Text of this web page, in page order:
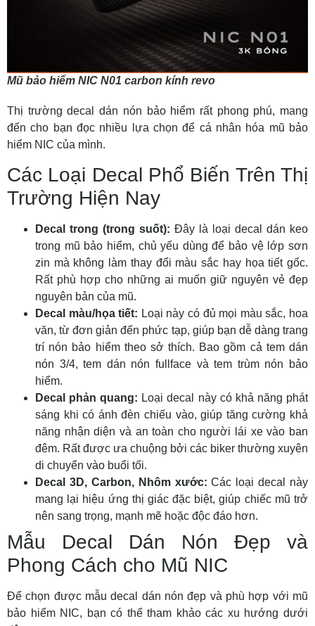
Mũ bảo hiểm NIC N01 carbon kính revo
Thị trườngdecal dán nón bảo hiểm rất phong phú, mang
đến cho bạn đọc nhiều lựa chọn để cá nhân hóa mũ bảo
hiểm NIC của mình.
Các Loại Decal Phổ Biến Trên Thị
Trường Hiện Nay
Decal trong (trong suốt): Đây là loại decal dán keo
trong mũ bảo hiểm, chủ yếu dùng để bảo vệ lớp sơn
zin mà không làm thay đổi màu sắc hay họa tiết gốc.
Rất phù hợp cho những ai muốn giữ nguyên vẻ đẹp
nguyên bản của mũ.
Decal màu/họa tiết: Loại này có đủ mọi màu sắc, hoa
văn, từ đơn giản đến phức tạp, giúp bạn dễ dàng trang
trí nón bảo hiểmtheo sở thích. Bao gồm cả tem dán
nón 3/4,tem dán nón fullface vàtem trùm nón bảo
hiểm.
Decal phản quang: Loại decal này có khả năng phát
sáng khi có ánh đèn chiếu vào, giúp tăng cường khả
năng nhận diện và an toàn cho người lái xe vào ban
đêm. Rất được ưa chuộng bởi các biker thường xuyên
di chuyển vào buổi tối.
Decal 3D, Carbon, Nhôm xước: Các loại decal này
mang lại hiệu ứng thị giác đặc biệt, giúp chiếc mũ trở
nên sang trọng, mạnh mẽ hoặc độc đáo hơn.
Mẫu Decal Dán Nón Đẹp và
Phong Cách cho Mũ NIC
Để chọn được mẫu decal dán nón đẹp và phù hợp với mũ
bảo hiểm NIC, bạn có thể tham khảo các xu hướng dưới